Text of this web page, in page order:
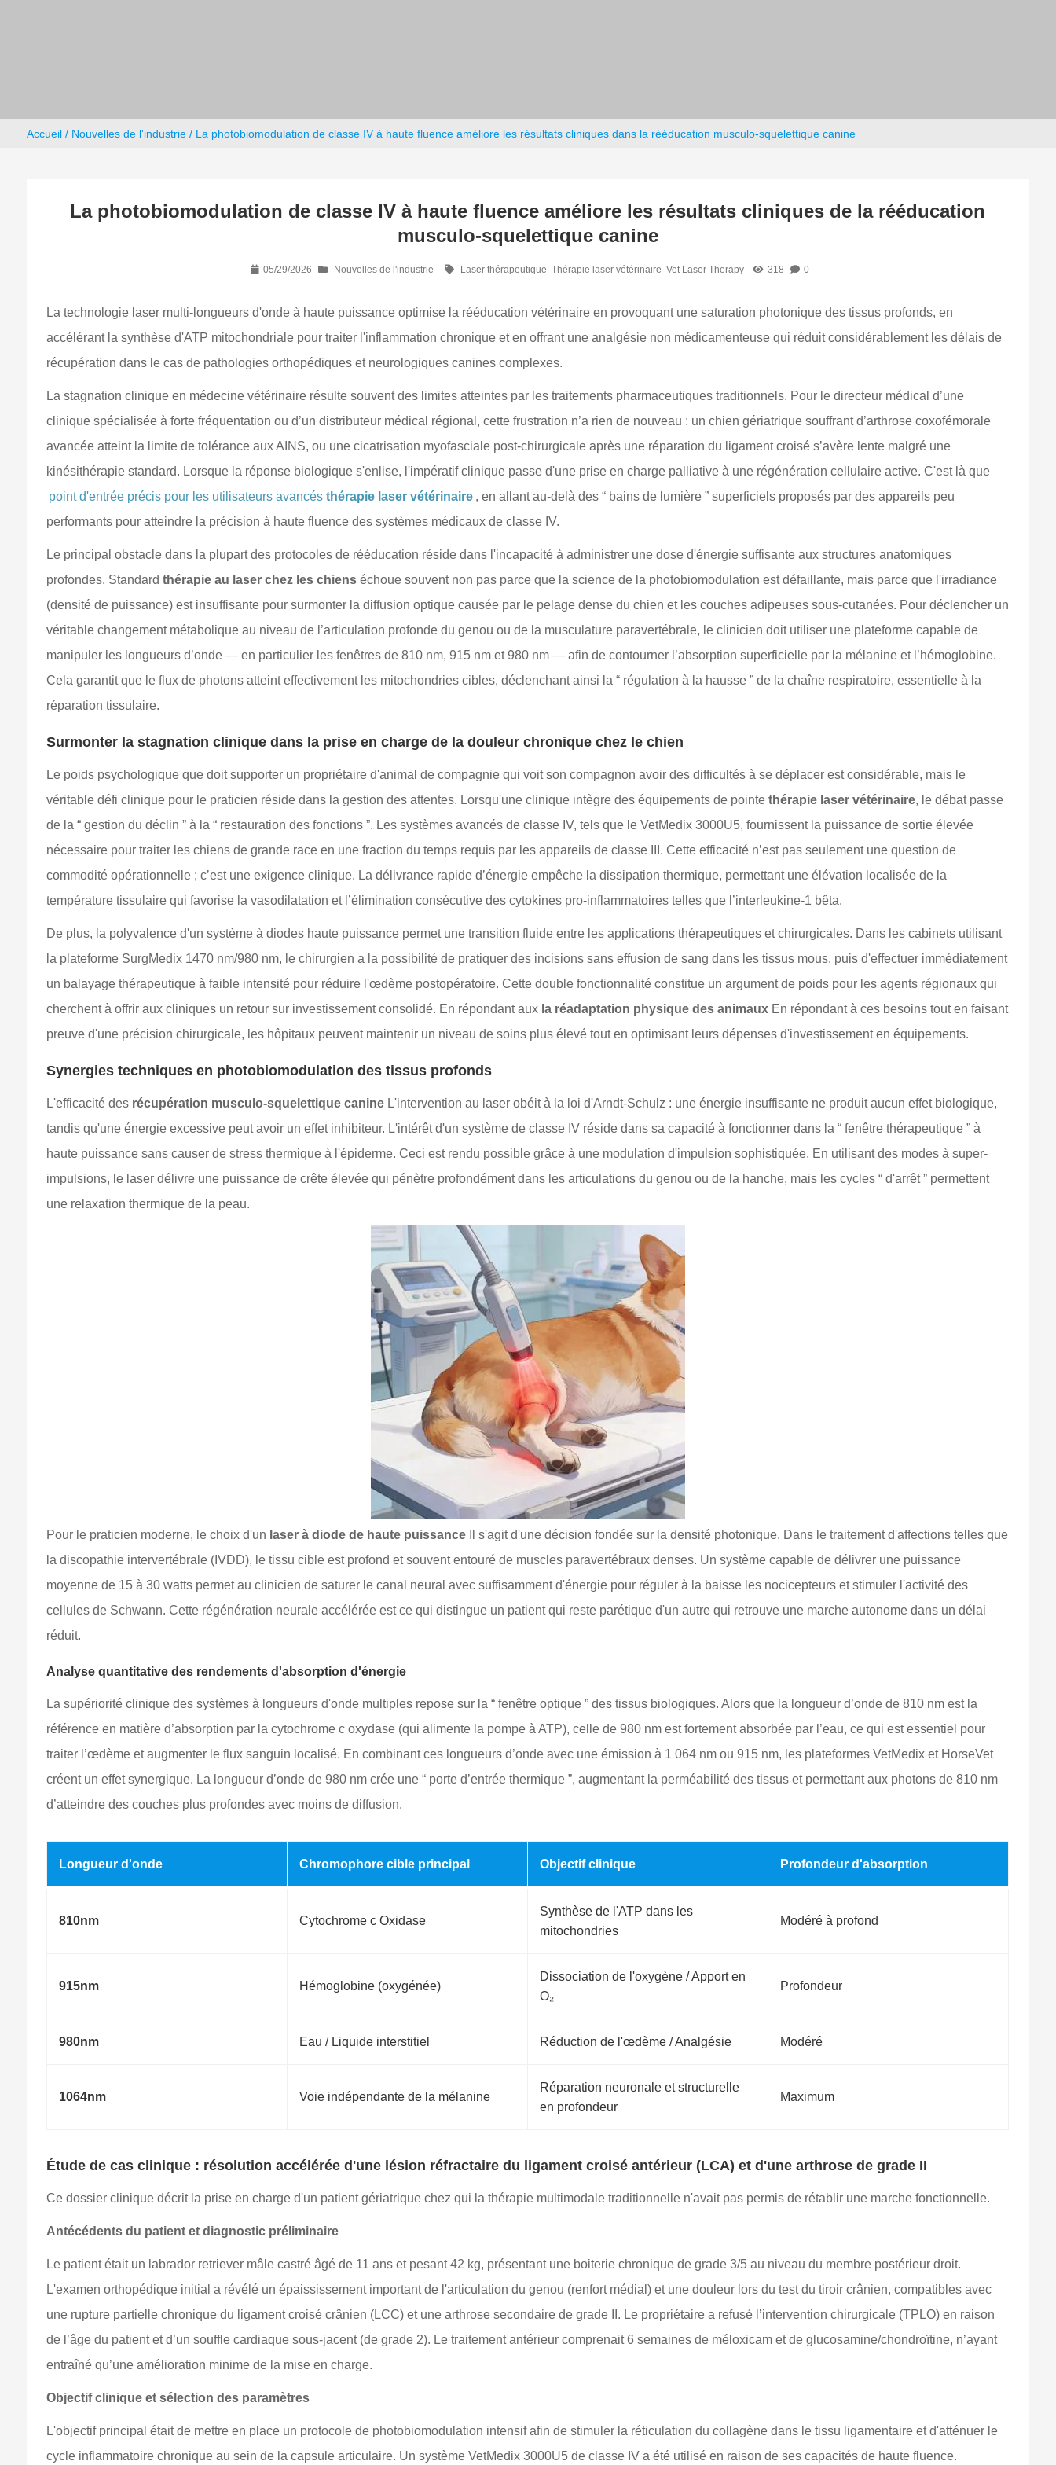
Accueil/ Nouvelles de l'industrie/ La photobiomodulation de classe IV à haute fluence améliore les résultats cliniques dans la rééducation musculo-squelettique canine
La photobiomodulation de classe IV à haute fluence améliore les résultats cliniques de la rééducation
musculo-squelettique canine
05/29/2026 Nouvelles de l'industrie Laser thérapeutique Thérapie laser vétérinaire Vet Laser Therapy 318 0
La technologie laser multi-longueurs d'onde à haute puissance optimise la rééducation vétérinaire en provoquant une saturation photonique des tissus profonds, en
accélérant la synthèse d'ATP mitochondriale pour traiter l'inflammation chronique et en offrant une analgésie non médicamenteuse qui réduit considérablement les délais de
récupération dans le cas de pathologies orthopédiques et neurologiques canines complexes.
La stagnation clinique en médecine vétérinaire résulte souvent des limites atteintes par les traitements pharmaceutiques traditionnels. Pour le directeur médical d’une
clinique spécialisée à forte fréquentation ou d’un distributeur médical régional, cette frustration n’a rien de nouveau : un chien gériatrique souffrant d’arthrose coxofémorale
avancée atteint la limite de tolérance aux AINS, ou une cicatrisation myofasciale post-chirurgicale après une réparation du ligament croisé s’avère lente malgré une
kinésithérapie standard. Lorsque la réponse biologique s'enlise, l'impératif clinique passe d'une prise en charge palliative à une régénération cellulaire active. C'est là que
point d'entrée précis pour les utilisateurs avancésthérapie laser vétérinaire , en allant au-delà des “ bains de lumière ” superficiels proposés par des appareils peu
performants pour atteindre la précision à haute fluence des systèmes médicaux de classe IV.
Le principal obstacle dans la plupart des protocoles de rééducation réside dans l'incapacité à administrer une dose d'énergie suffisante aux structures anatomiques
profondes. Standardthérapie au laser chez les chiens échoue souvent non pas parce que la science de la photobiomodulation est défaillante, mais parce que l'irradiance
(densité de puissance) est insuffisante pour surmonter la diffusion optique causée par le pelage dense du chien et les couches adipeuses sous-cutanées. Pour déclencher un
véritable changement métabolique au niveau de l’articulation profonde du genou ou de la musculature paravertébrale, le clinicien doit utiliser une plateforme capable de
manipuler les longueurs d’onde — en particulier les fenêtres de 810 nm, 915 nm et 980 nm — afin de contourner l’absorption superficielle par la mélanine et l’hémoglobine.
Cela garantit que le flux de photons atteint effectivement les mitochondries cibles, déclenchant ainsi la “ régulation à la hausse ” de la chaîne respiratoire, essentielle à la
réparation tissulaire.
Surmonter la stagnation clinique dans la prise en charge de la douleur chronique chez le chien
Le poids psychologique que doit supporter un propriétaire d'animal de compagnie qui voit son compagnon avoir des difficultés à se déplacer est considérable, mais le
véritable défi clinique pour le praticien réside dans la gestion des attentes. Lorsqu'une clinique intègre des équipements de pointethérapie laser vétérinaire, le débat passe
de la “ gestion du déclin ” à la “ restauration des fonctions ”. Les systèmes avancés de classe IV, tels que le VetMedix 3000U5, fournissent la puissance de sortie élevée
nécessaire pour traiter les chiens de grande race en une fraction du temps requis par les appareils de classe III. Cette efficacité n’est pas seulement une question de
commodité opérationnelle ; c’est une exigence clinique. La délivrance rapide d’énergie empêche la dissipation thermique, permettant une élévation localisée de la
température tissulaire qui favorise la vasodilatation et l’élimination consécutive des cytokines pro-inflammatoires telles que l’interleukine-1 bêta.
De plus, la polyvalence d'un système à diodes haute puissance permet une transition fluide entre les applications thérapeutiques et chirurgicales. Dans les cabinets utilisant
la plateforme SurgMedix 1470 nm/980 nm, le chirurgien a la possibilité de pratiquer des incisions sans effusion de sang dans les tissus mous, puis d'effectuer immédiatement
un balayage thérapeutique à faible intensité pour réduire l'œdème postopératoire. Cette double fonctionnalité constitue un argument de poids pour les agents régionaux qui
cherchent à offrir aux cliniques un retour sur investissement consolidé. En répondant aux la réadaptation physique des animaux En répondant à ces besoins tout en faisant
preuve d'une précision chirurgicale, les hôpitaux peuvent maintenir un niveau de soins plus élevé tout en optimisant leurs dépenses d'investissement en équipements.
Synergies techniques en photobiomodulation des tissus profonds
L'efficacité des récupération musculo-squelettique canine L'intervention au laser obéit à la loi d'Arndt-Schulz : une énergie insuffisante ne produit aucun effet biologique,
tandis qu'une énergie excessive peut avoir un effet inhibiteur. L'intérêt d'un système de classe IV réside dans sa capacité à fonctionner dans la “ fenêtre thérapeutique ” à
haute puissance sans causer de stress thermique à l'épiderme. Ceci est rendu possible grâce à une modulation d'impulsion sophistiquée. En utilisant des modes à super-
impulsions, le laser délivre une puissance de crête élevée qui pénètre profondément dans les articulations du genou ou de la hanche, mais les cycles “ d'arrêt ” permettent
une relaxation thermique de la peau.
Pour le praticien moderne, le choix d'un laser à diode de haute puissance Il s'agit d'une décision fondée sur la densité photonique. Dans le traitement d'affections telles que
la discopathie intervertébrale (IVDD), le tissu cible est profond et souvent entouré de muscles paravertébraux denses. Un système capable de délivrer une puissance
moyenne de 15 à 30 watts permet au clinicien de saturer le canal neural avec suffisamment d'énergie pour réguler à la baisse les nocicepteurs et stimuler l'activité des
cellules de Schwann. Cette régénération neurale accélérée est ce qui distingue un patient qui reste parétique d'un autre qui retrouve une marche autonome dans un délai
réduit.
Analyse quantitative des rendements d'absorption d'énergie
La supériorité clinique des systèmes à longueurs d'onde multiples repose sur la “ fenêtre optique ” des tissus biologiques. Alors que la longueur d’onde de 810 nm est la
référence en matière d’absorption par la cytochrome c oxydase (qui alimente la pompe à ATP), celle de 980 nm est fortement absorbée par l’eau, ce qui est essentiel pour
traiter l’œdème et augmenter le flux sanguin localisé. En combinant ces longueurs d’onde avec une émission à 1 064 nm ou 915 nm, les plateformes VetMedix et HorseVet
créent un effet synergique. La longueur d’onde de 980 nm crée une “ porte d’entrée thermique ”, augmentant la perméabilité des tissus et permettant aux photons de 810 nm
d’atteindre des couches plus profondes avec moins de diffusion.
Longueur d'onde Chromophore cible principal Objectif clinique Profondeur d'absorption
810nm Cytochrome c Oxidase
Synthèse de l'ATP dans les
mitochondries
Modéré à profond
915nm Hémoglobine (oxygénée)
Dissociation de l'oxygène / Apport en
O₂
Profondeur
980nm Eau / Liquide interstitiel Réduction de l'œdème / Analgésie Modéré
1064nm Voie indépendante de la mélanine
Réparation neuronale et structurelle
en profondeur
Maximum
Étude de cas clinique : résolution accélérée d'une lésion réfractaire du ligament croisé antérieur (LCA) et d'une arthrose de grade II
Ce dossier clinique décrit la prise en charge d'un patient gériatrique chez qui la thérapie multimodale traditionnelle n'avait pas permis de rétablir une marche fonctionnelle.
Antécédents du patient et diagnostic préliminaire
Le patient était un labrador retriever mâle castré âgé de 11 ans et pesant 42 kg, présentant une boiterie chronique de grade 3/5 au niveau du membre postérieur droit.
L'examen orthopédique initial a révélé un épaississement important de l'articulation du genou (renfort médial) et une douleur lors du test du tiroir crânien, compatibles avec
une rupture partielle chronique du ligament croisé crânien (LCC) et une arthrose secondaire de grade II. Le propriétaire a refusé l’intervention chirurgicale (TPLO) en raison
de l’âge du patient et d’un souffle cardiaque sous-jacent (de grade 2). Le traitement antérieur comprenait 6 semaines de méloxicam et de glucosamine/chondroïtine, n’ayant
entraîné qu’une amélioration minime de la mise en charge.
Objectif clinique et sélection des paramètres
L'objectif principal était de mettre en place un protocole de photobiomodulation intensif afin de stimuler la réticulation du collagène dans le tissu ligamentaire et d'atténuer le
cycle inflammatoire chronique au sein de la capsule articulaire. Un système VetMedix 3000U5 de classe IV a été utilisé en raison de ses capacités de haute fluence.